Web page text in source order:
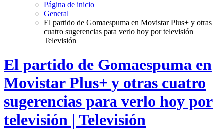
Página de inicio
General
El partido de Gomaespuma en Movistar Plus+ y otras
cuatro sugerencias para verlo hoy por televisión |
Televisión
El partido de Gomaespuma en
Movistar Plus+ y otras cuatro
sugerencias para verlo hoy por
televisión | Televisión